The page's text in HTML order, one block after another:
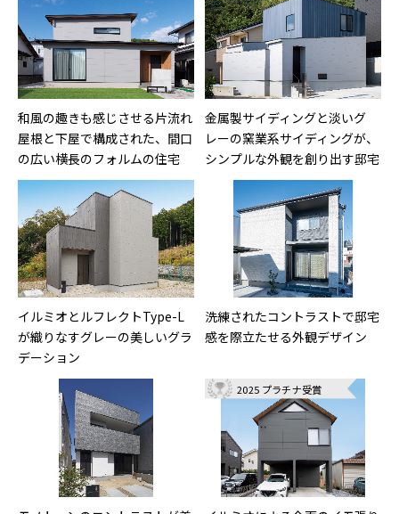
和風の趣きも感じさせる片流れ
屋根と下屋で構成された、間口
の広い横長のフォルムの住宅
金属製サイディングと淡いグ
レーの窯業系サイディングが、
シンプルな外観を創り出す邸宅
イルミオとルフレクトType-L
が織りなすグレーの美しいグラ
デーション
洗練されたコントラストで邸宅
感を際立たせる外観デザイン
2025 プラチナ受賞